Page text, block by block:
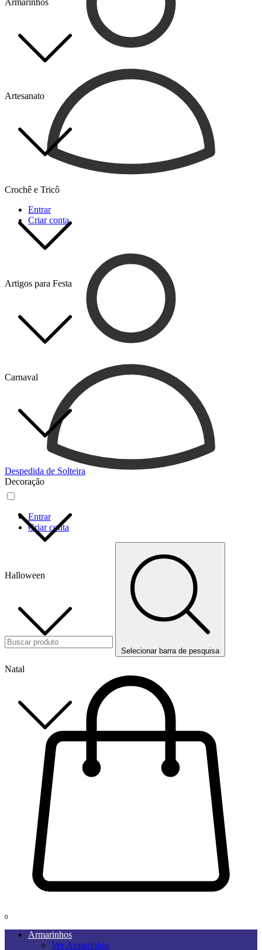
Armarinhos
Artesanato
Crochê e Tricô
Artigos para Festa
Carnaval
Despedida de Solteira
Decoração
Halloween
Natal
Entrar
Criar conta
Entrar
Criar conta
Selecionar barra de pesquisa
0
Armarinhos
Ver Armarinhos